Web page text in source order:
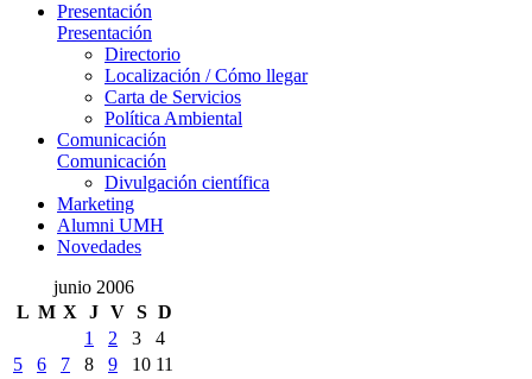
Presentación
Presentación
Directorio
Localización / Cómo llegar
Carta de Servicios
Política Ambiental
Comunicación
Comunicación
Divulgación científica
Marketing
Alumni UMH
Novedades
junio 2006
L M X J V S D
1
2 3
4
5
6 7 8 9 10 11